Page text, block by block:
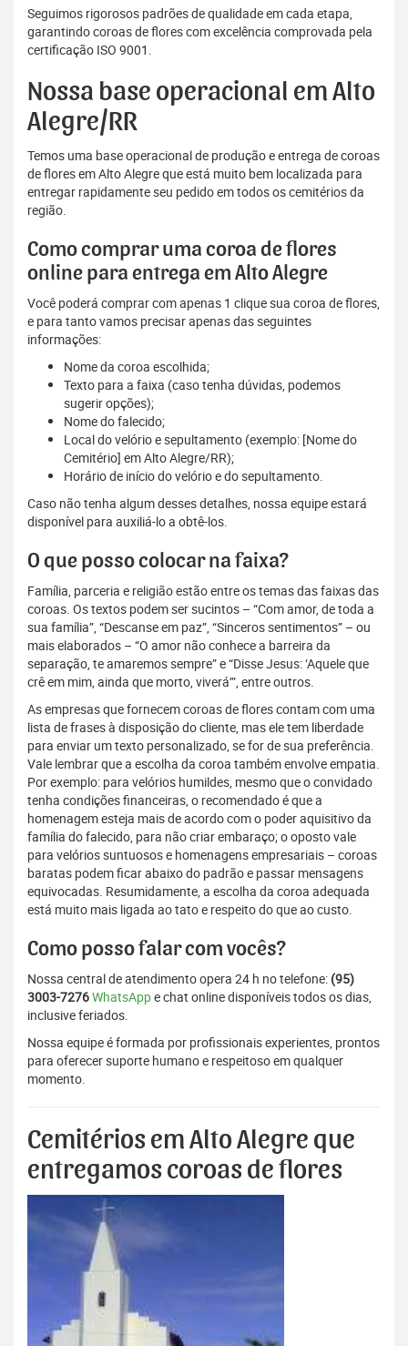
Seguimos rigorosos padrões de qualidade em cada etapa,
garantindo coroas de flores com excelência comprovada pela
certificação ISO 9001.
Nossa base operacional em Alto
Alegre/RR
Temos uma base operacional de produção e entrega de coroas
de flores em Alto Alegre que está muito bem localizada para
entregar rapidamente seu pedido em todos os cemitérios da
região.
Como comprar uma coroa de flores
online para entrega em Alto Alegre
Você poderá comprar com apenas 1 clique sua coroa de flores,
e para tanto vamos precisar apenas das seguintes
informações:
Nome da coroa escolhida;
Texto para a faixa (caso tenha dúvidas, podemos
sugerir opções);
Nome do falecido;
Local do velório e sepultamento (exemplo: [Nome do
Cemitério] em Alto Alegre/RR);
Horário de início do velório e do sepultamento.
Caso não tenha algum desses detalhes, nossa equipe estará
disponível para auxiliá-lo a obtê-los.
O que posso colocar na faixa?
Família, parceria e religião estão entre os temas das faixas das
coroas. Os textos podem ser sucintos – “Com amor, de toda a
sua família”, “Descanse em paz”, “Sinceros sentimentos” – ou
mais elaborados – “O amor não conhece a barreira da
separação, te amaremos sempre” e “Disse Jesus: ‘Aquele que
crê em mim, ainda que morto, viverá’”, entre outros.
As empresas que fornecem coroas de flores contam com uma
lista de frases à disposição do cliente, mas ele tem liberdade
para enviar um texto personalizado, se for de sua preferência.
Vale lembrar que a escolha da coroa também envolve empatia.
Por exemplo: para velórios humildes, mesmo que o convidado
tenha condições financeiras, o recomendado é que a
homenagem esteja mais de acordo com o poder aquisitivo da
família do falecido, para não criar embaraço; o oposto vale
para velórios suntuosos e homenagens empresariais – coroas
baratas podem ficar abaixo do padrão e passar mensagens
equivocadas. Resumidamente, a escolha da coroa adequada
está muito mais ligada ao tato e respeito do que ao custo.
Como posso falar com vocês?
Nossa central de atendimento opera 24 h no telefone: (95)
3003-7276WhatsAppe chat online disponíveis todos os dias,
inclusive feriados.
Nossa equipe é formada por profissionais experientes, prontos
para oferecer suporte humano e respeitoso em qualquer
momento.
Cemitérios em Alto Alegre que
entregamos coroas de flores